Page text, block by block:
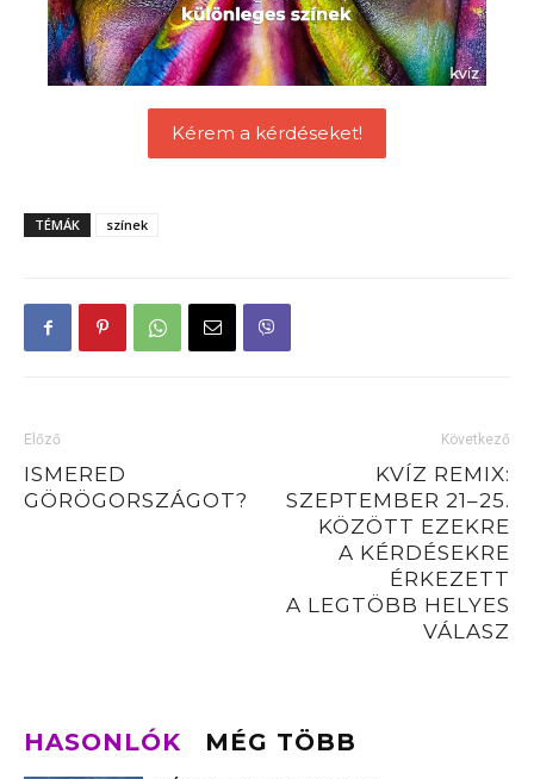
Kérem a kérdéseket!
TÉMÁK színek
Előző
ISMERED
GÖRÖGORSZÁGOT?
Következő
KVÍZ REMIX:
SZEPTEMBER 21–25.
KÖZÖTT EZEKRE
A KÉRDÉSEKRE
ÉRKEZETT
A LEGTÖBB HELYES
VÁLASZ
HASONLÓK MÉG TÖBB